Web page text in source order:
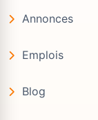
Annonces
Emplois
Blog